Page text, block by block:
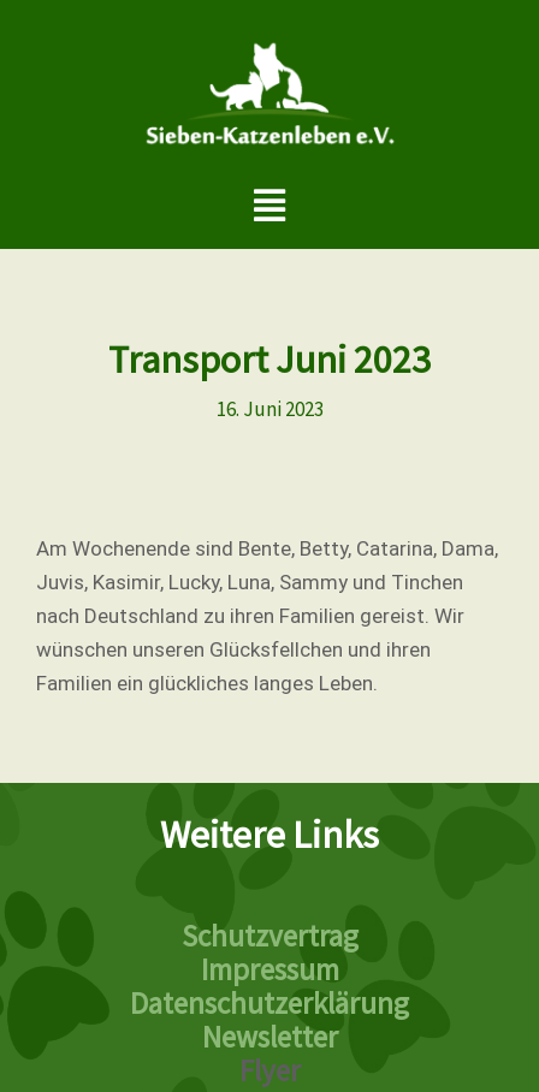
Menü
Transport Juni 2023
16. Juni 2023
Am Wochenende sind Bente, Betty, Catarina, Dama,
Juvis, Kasimir, Lucky, Luna, Sammy und Tinchen
nach Deutschland zu ihren Familien gereist. Wir
wünschen unseren Glücksfellchen und ihren
Familien ein glückliches langes Leben.
Weitere Links
Schutzvertrag
Impressum
Datenschutzerklärung
Newsletter
Flyer